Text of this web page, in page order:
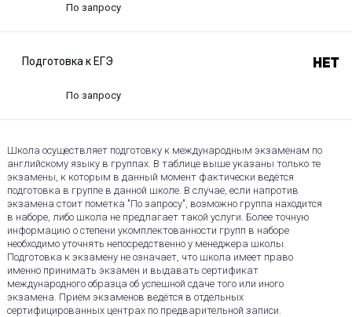
По запросу
Подготовка к ЕГЭ Нет
По запросу
Школа осуществляет подготовку к международным экзаменам по
английскому языку в группах. В таблице выше указаны только те
экзамены, к которым в данный момент фактически ведётся
подготовка в группе в данной школе. В случае, если напротив
экзамена стоит пометка "По запросу", возможно группа находится
в наборе, либо школа не предлагает такой услуги. Более точную
информацию о степени укомплектованности групп в наборе
необходимо уточнять непосредственно у менеджера школы.
Подготовка к экзамену не означает, что школа имеет право
именно принимать экзамен и выдавать сертификат
международного образца об успешной сдаче того или иного
экзамена. Приём экзаменов ведётся в отдельных
сертифицированных центрах по предварительной записи.